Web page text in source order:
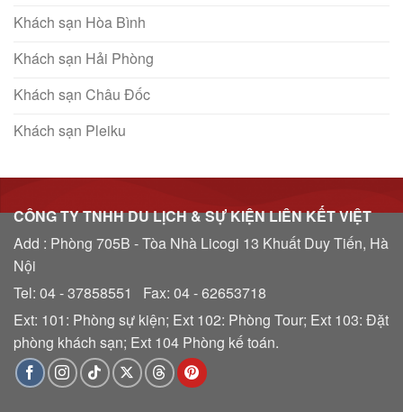
Khách sạn Hòa Bình
Khách sạn Hải Phòng
Khách sạn Châu Đốc
Khách sạn Pleiku
CÔNG TY TNHH DU LỊCH & SỰ KIỆN LIÊN KẾT VIỆT
Add : Phòng 705B - Tòa Nhà Licogi 13 Khuất Duy Tiến, Hà
Nội
Tel: 04 - 37858551 Fax: 04 - 62653718
Ext: 101: Phòng sự kiện; Ext 102: Phòng Tour; Ext 103: Đặt
phòng khách sạn; Ext 104 Phòng kế toán.